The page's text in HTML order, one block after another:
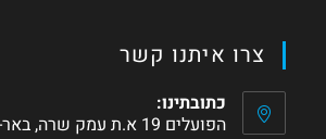
צרו איתנו קשר
כתובתינו:
הפועלים 19 א.ת עמק שרה, באר-שבע